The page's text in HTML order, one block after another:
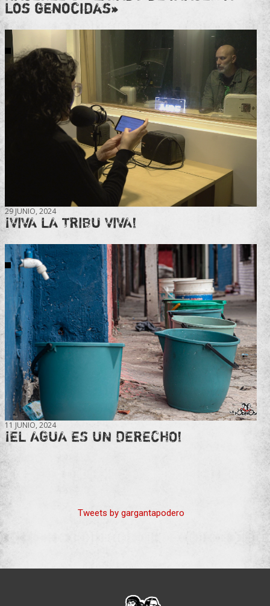
los genocidas»
29 JUNIO, 2024
¡VIVA LA TRIBU VIVA!
11 JUNIO, 2024
¡EL AGUA ES UN DERECHO!
Tweets by gargantapodero